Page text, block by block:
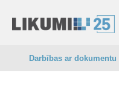
Darbības ar dokumentu